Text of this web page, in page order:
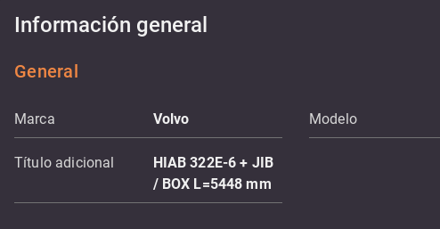
Información general
General
Marca Volvo Modelo
Título adicional
HIAB 322E-6 + JIB
/ BOX L=5448 mm